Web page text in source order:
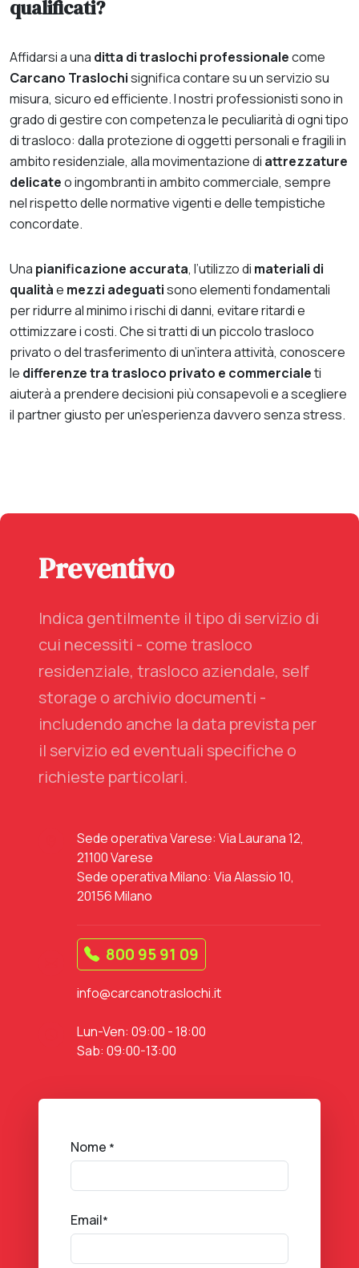
qualificati?
Affidarsi a una ditta di traslochi professionalecome
Carcano Traslochisignifica contare su un servizio su
misura, sicuro ed efficiente. I nostri professionisti sono in
grado di gestire con competenza le peculiarità di ogni tipo
di trasloco: dalla protezione di oggetti personali e fragili in
ambito residenziale, alla movimentazione di attrezzature
delicateo ingombranti in ambito commerciale, sempre
nel rispetto delle normative vigenti e delle tempistiche
concordate.
Una pianificazione accurata, l’utilizzo di materiali di
qualitàe mezzi adeguatisono elementi fondamentali
per ridurre al minimo i rischi di danni, evitare ritardi e
ottimizzare i costi. Che si tratti di un piccolo trasloco
privato o del trasferimento di un’intera attività, conoscere
le differenze tra trasloco privato e commercialeti
aiuterà a prendere decisioni più consapevoli e a scegliere
il partner giusto per un’esperienza davvero senza stress.
Preventivo
Indica gentilmente il tipo di servizio di
cui necessiti - come trasloco
residenziale, trasloco aziendale, self
storage o archivio documenti -
includendo anche la data prevista per
il servizio ed eventuali specifiche o
richieste particolari.
Sede operativa Varese: Via Laurana 12,
21100 Varese
Sede operativa Milano: Via Alassio 10,
20156 Milano
800 95 91 09
info@carcanotraslochi.it
Lun-Ven: 09:00 - 18:00
Sab: 09:00-13:00
Nome *
Email*